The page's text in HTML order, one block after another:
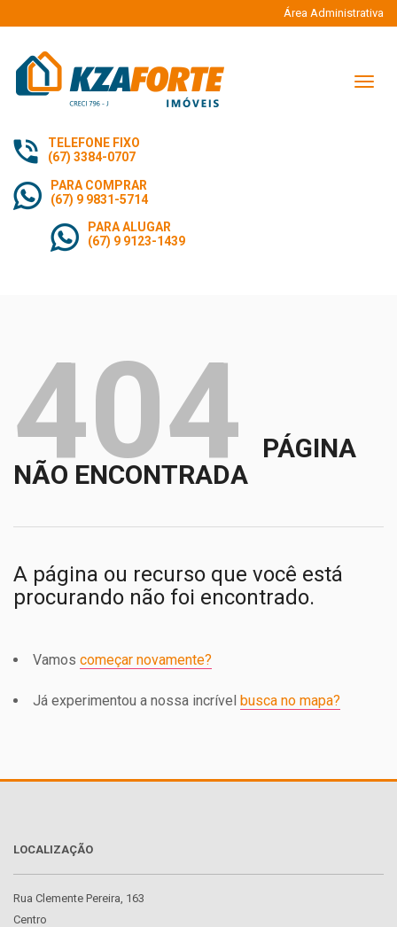
Área Administrativa
TELEFONE FIXO
(67) 3384-0707
PARA COMPRAR
(67) 9 9831-5714
PARA ALUGAR
(67) 9 9123-1439
404
PÁGINA
NÃO ENCONTRADA
A página ou recurso que você está
procurando não foi encontrado.
Vamos começar novamente?
Já experimentou a nossa incrível busca no mapa?
LOCALIZAÇÃO
Rua Clemente Pereira, 163
Centro